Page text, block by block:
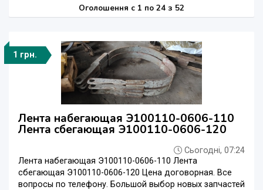
Оголошення c 1 по 24 з 52
1 грн.
Лента набегающая Э100110-0606-110
Лента сбегающая Э100110-0606-120
Сьогодні, 07:24
Лента набегающая Э100110-0606-110 Лента
сбегающая Э100110-0606-120 Цена договорная. Все
вопросы по телефону. Большой выбор новых запчастей